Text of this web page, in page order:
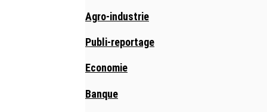
Agro-industrie
Publi-reportage
Economie
Banque